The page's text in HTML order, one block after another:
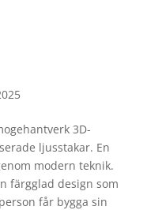
3D-
ljusstakar. En
modern teknik.
färgglad design som
får bygga sin